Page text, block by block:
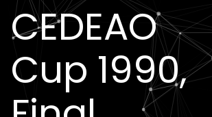
CEDEAO
Cup 1990,